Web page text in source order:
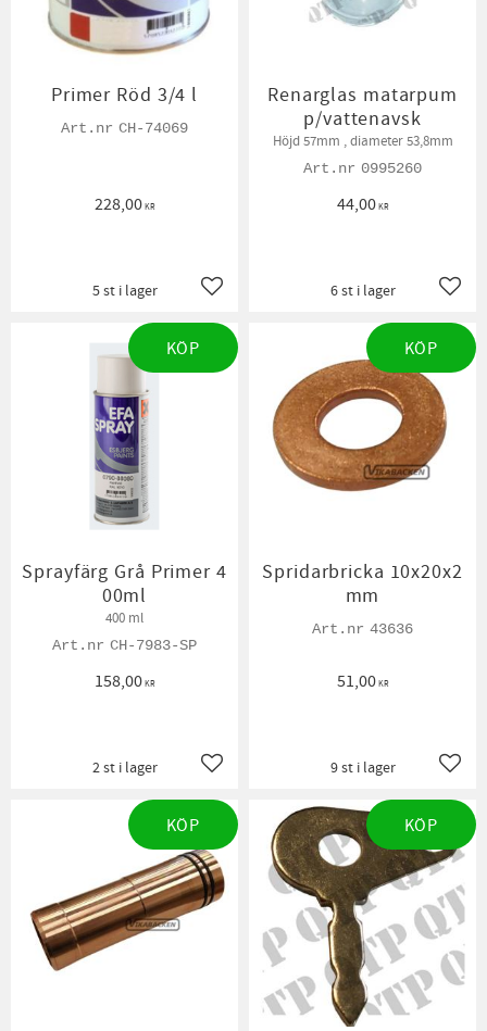
Primer Röd 3/4 l
CH-74069
228,00KR
Lägg till i favoriter
5 st i lager
Renarglas matarpum
p/vattenavsk
Höjd 57mm , diameter 53,8mm
0995260
44,00KR
6 st i lager
Sprayfärg Grå Primer 4
00ml
400 ml
CH-7983-SP
158,00KR
Lägg till i favoriter
2 st i lager
KÖP
Spridarbricka 10x20x2
mm
43636
51,00KR
9 st i lager
KÖP
KÖP KÖP